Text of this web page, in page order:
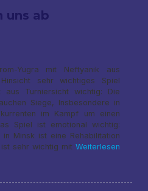
uns ab
Yugra mit Neftyanik aus
sehr wichtiges Spiel
Turniersicht wichtig: Die
Siege, Insbesondere in
im Kampf um einen
Spiel ist emotional wichtig:
Minsk ist eine Rehabilitation
sehr wichtig mit Weiterlesen